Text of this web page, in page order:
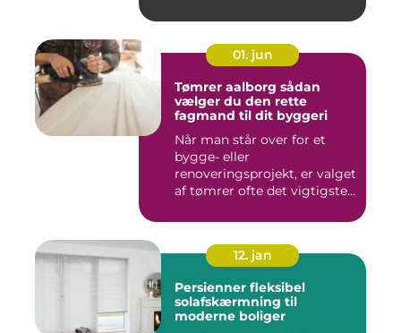
01. jun
Tømrer aalborg sådan
vælger du den rette
fagmand til dit byggeri
Når man står over for et
bygge- eller
renoveringsprojekt, er valget
af tømrer ofte det vigtigste
12. jan
Persienner fleksibel
solafskærmning til
moderne boliger